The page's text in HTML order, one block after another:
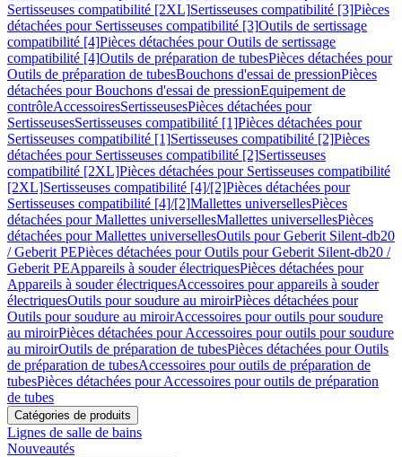
Sertisseuses compatibilité [2XL]Sertisseuses compatibilité [3]Pièces
détachées pour Sertisseuses compatibilité [3]Outils de sertissage
compatibilité [4]Pièces détachées pour Outils de sertissage
compatibilité [4]Outils de préparation de tubesPièces détachées pour
Outils de préparation de tubesBouchons d'essai de pressionPièces
détachées pour Bouchons d'essai de pressionEquipement de
contrôleAccessoiresSertisseusesPièces détachées pour
SertisseusesSertisseuses compatibilité [1]Pièces détachées pour
Sertisseuses compatibilité [1]Sertisseuses compatibilité [2]Pièces
détachées pour Sertisseuses compatibilité [2]Sertisseuses
compatibilité [2XL]Pièces détachées pour Sertisseuses compatibilité
[2XL]Sertisseuses compatibilité [4]/[2]Pièces détachées pour
Sertisseuses compatibilité [4]/[2]Mallettes universellesPièces
détachées pour Mallettes universellesMallettes universellesPièces
détachées pour Mallettes universellesOutils pour Geberit Silent-db20
/ Geberit PEPièces détachées pour Outils pour Geberit Silent-db20 /
Geberit PEAppareils à souder électriquesPièces détachées pour
Appareils à souder électriquesAccessoires pour appareils à souder
électriquesOutils pour soudure au miroirPièces détachées pour
Outils pour soudure au miroirAccessoires pour outils pour soudure
au miroirPièces détachées pour Accessoires pour outils pour soudure
au miroirOutils de préparation de tubesPièces détachées pour Outils
de préparation de tubesAccessoires pour outils de préparation de
tubesPièces détachées pour Accessoires pour outils de préparation
de tubes
Catégories de produits
Lignes de salle de bains
Nouveautés